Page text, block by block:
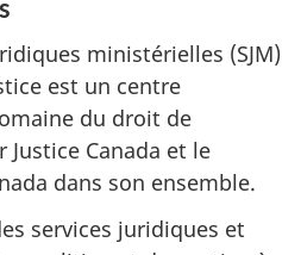
ministérielles (SJM)
est un centre
du droit de
Canada et le
dans son ensemble.
services juridiques et